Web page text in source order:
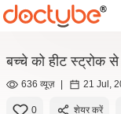
बच्चे को हीट स्ट्रोक से
636 व्यूज़ | 21 Jul,
0 शेयर करें